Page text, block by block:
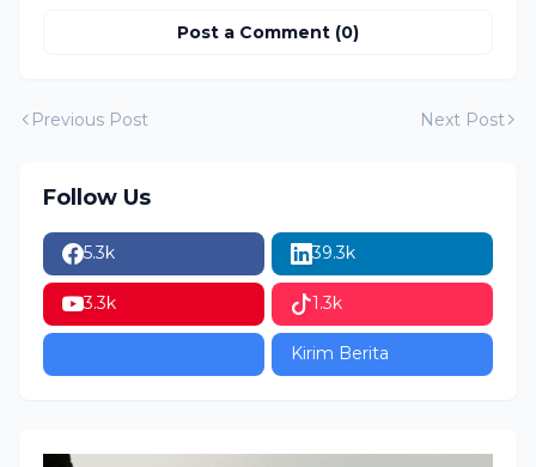
Post a Comment (0)
Previous Post Next Post
Follow Us
5.3k 39.3k
3.3k 1.3k
Kirim Berita